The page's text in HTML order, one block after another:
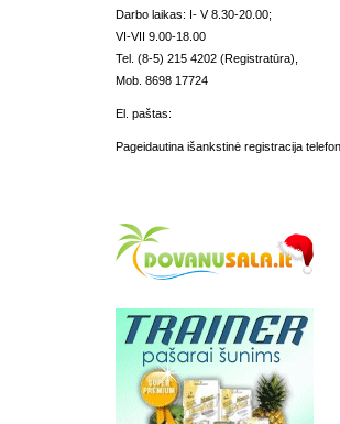
Darbo laikas: I- V 8.30-20.00;
VI-VII 9.00-18.00
Tel. (8-5) 215 4202 (Registratūra),
Mob. 8698 17724
El. paštas:
Pageidautina išankstinė registracija